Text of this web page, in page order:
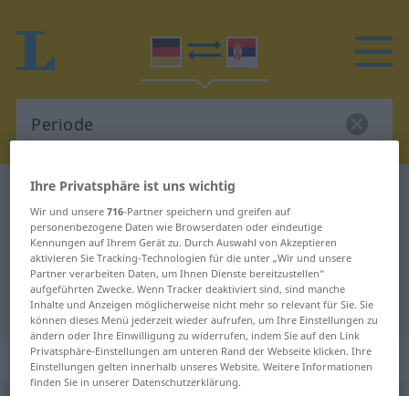
Deutsch-Serbisch Wörterbuch
Deutsch-Serbisch Übersetzung für
"Periode"
"Periode" Serbisch Übersetzung
„Periode“: weiblich, feminin
Ihre Privatsphäre ist uns wichtig
Wir und unsere716-Partner speichern und greifen auf
personenbezogene Daten wie Browserdaten oder eindeutige
Kennungen auf Ihrem Gerät zu. Durch Auswahl von Akzeptieren
aktivieren Sie Tracking-Technologien für die unter „Wir und unsere
Partner verarbeiten Daten, um Ihnen Dienste bereitzustellen“
aufgeführten Zwecke. Wenn Tracker deaktiviert sind, sind manche
Inhalte und Anzeigen möglicherweise nicht mehr so relevant für Sie. Sie
können dieses Menü jederzeit wieder aufrufen, um Ihre Einstellungen zu
ändern oder Ihre Einwilligung zu widerrufen, indem Sie auf den Link
Privatsphäre-Einstellungen am unteren Rand der Webseite klicken. Ihre
Einstellungen gelten innerhalb unseres Website. Weitere Informationen
finden Sie in unserer Datenschutzerklärung.